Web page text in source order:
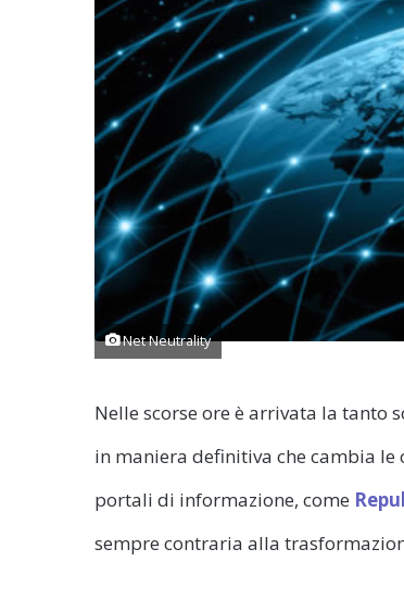
Net Neutrality
Nelle scorse ore è arrivata la tanto
in maniera definitiva che cambia
portali di informazione, come
sempre contraria alla